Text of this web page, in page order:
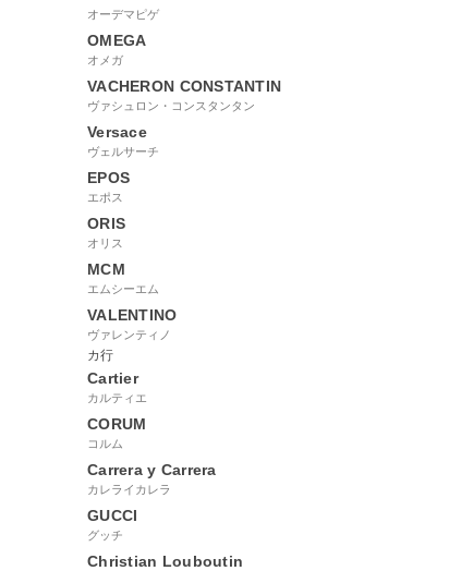
オーデマピゲ
OMEGA
オメガ
VACHERON CONSTANTIN
ヴァシュロン・コンスタンタン
Versace
ヴェルサーチ
EPOS
エポス
ORIS
オリス
MCM
エムシーエム
VALENTINO
ヴァレンティノ
カ行
Cartier
カルティエ
CORUM
コルム
Carrera y Carrera
カレライカレラ
GUCCI
グッチ
Christian Louboutin